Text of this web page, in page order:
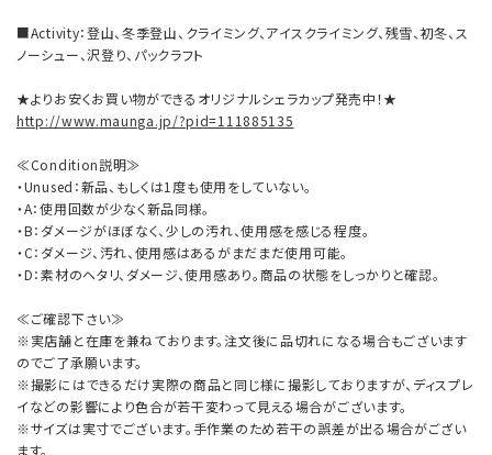
■Activity：登山、冬季登山、クライミング、アイスクライミング、残雪、初冬、ス
ノーシュー、沢登り、パックラフト
★よりお安くお買い物ができるオリジナルシェラカップ発売中！★
http://www.maunga.jp/?pid=111885135
≪Condition説明≫
・Unused：新品、もしくは1度も使用をしていない。
・A：使用回数が少なく新品同様。
・B：ダメージがほぼなく、少しの汚れ、使用感を感じる程度。
・C：ダメージ、汚れ、使用感はあるがまだまだ使用可能。
・D：素材のヘタリ、ダメージ、使用感あり。商品の状態をしっかりと確認。
≪ご確認下さい≫
※実店舗と在庫を兼ねております。注文後に品切れになる場合もございます
のでご了承願います。
※撮影にはできるだけ実際の商品と同じ様に撮影しておりますが、ディスプレ
イなどの影響により色合が若干変わって見える場合がございます。
※サイズは実寸でございます。手作業のため若干の誤差が出る場合がござい
ます。